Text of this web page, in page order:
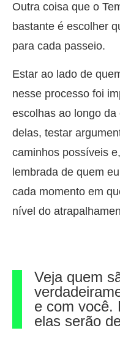
Outra coisa que o
bastante é escolher
para cada passeio.
Estar ao lado de
nesse processo foi
escolhas ao longo
delas, testar
caminhos possíveis
lembrada de quem
cada momento em
nível do
Veja quem
e com você.
elas serão